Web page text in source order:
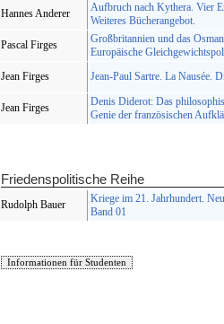
Hannes Anderer
Aufbruch nach Kythera. Vier
Weiteres Bücherangebot.
Pascal Firges
Großbritannien und das
Europäische
Jean Firges
Jean-Paul Sartre. La Nausée.
Jean Firges
Denis Diderot: Das
Genie der französischen
Friedenspolitische Reihe
Rudolph Bauer
Kriege im 21. Jahrhundert.
Band 01